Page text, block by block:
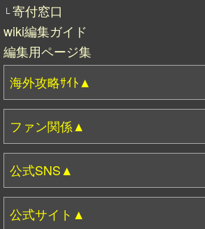
└寄付窓口
wiki編集ガイド
編集用ページ集
海外攻略ｻｲﾄ▲
ファン関係▲
公式SNS▲
公式サイト▲